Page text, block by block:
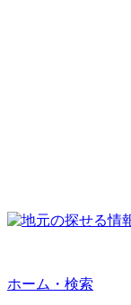
ホーム・検索